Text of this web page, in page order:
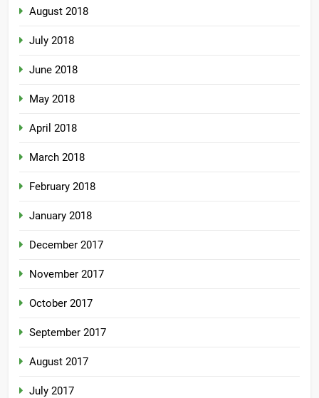
August 2018
July 2018
June 2018
May 2018
April 2018
March 2018
February 2018
January 2018
December 2017
November 2017
October 2017
September 2017
August 2017
July 2017